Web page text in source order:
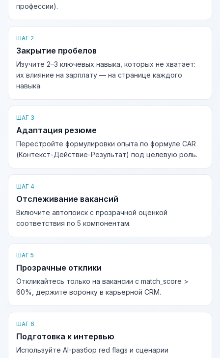
профессии).
ШАГ 2
Закрытие пробелов
Изучите 2–3 ключевых навыка, которых не хватает:
их влияние на зарплату — на странице каждого
навыка.
ШАГ 3
Адаптация резюме
Перестройте формулировки опыта по формуле CAR
(Контекст-Действие-Результат) под целевую роль.
ШАГ 4
Отслеживание вакансий
Включите автопоиск с прозрачной оценкой
соответствия по 5 компонентам.
ШАГ 5
Прозрачные отклики
Откликайтесь только на вакансии с match_score >
60%, держите воронку в карьерной CRM.
ШАГ 6
Подготовка к интервью
Используйте AI-разбор red flags и сценарии